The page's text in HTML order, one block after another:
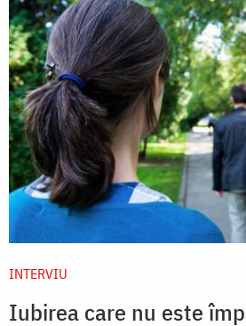
INTERVIU
Iubirea care nu este